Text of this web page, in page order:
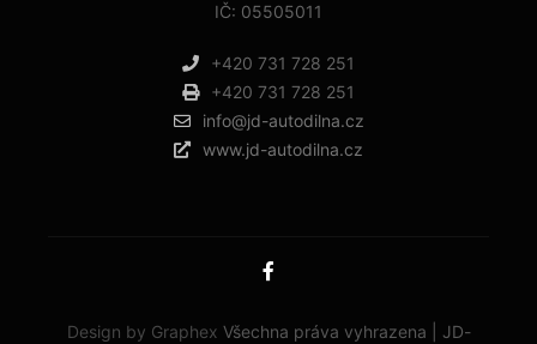
IČ: 05505011
+420 731 728 251
+420 731 728 251
info@jd-autodilna.cz
www.jd-autodilna.cz
Design by Graphex Všechna práva vyhrazena | JD-